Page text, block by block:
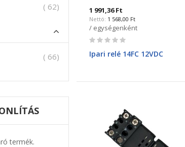
1 991,36 Ft
1 568,00 Ft
/ egységenként
Rating:
Ipari relé 14FC 12VDC
62termék
66termék
termék.